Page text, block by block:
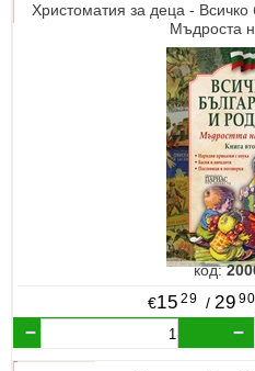
Христоматия за деца -
Мъдроста
код:
€15 29 / 29 90